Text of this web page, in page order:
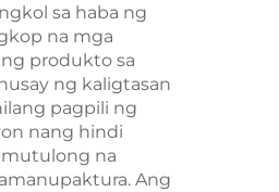
sa haba ng
na mga
produkto sa
ng kaligtasan
pagpili ng
nang hindi
na
Ang